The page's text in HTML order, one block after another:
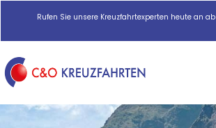
Rufen Sie unsere Kreuzfahrtexperten heute an ab